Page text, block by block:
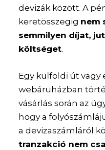
devizák között. A
keretösszegig nem
semmilyen díjat,
költséget.
Egy külföldi út vagy
webáruházban
vásárlás során az
hogy a
a devizaszámláról
tranzakció nem